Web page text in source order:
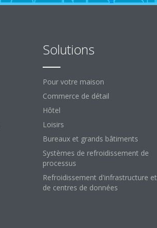
Solutions
Pour votre maison
Commerce de détail
Hôtel
Loisirs
Bureaux et grands bâtiments
Systèmes de refroidissement de
processus
Refroidissement d'infrastructure et
de centres de données